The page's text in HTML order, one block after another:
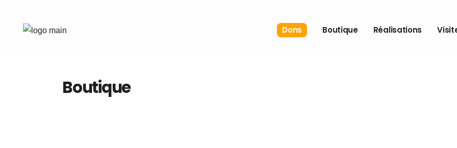
Dons Boutique Réalisations
Boutique